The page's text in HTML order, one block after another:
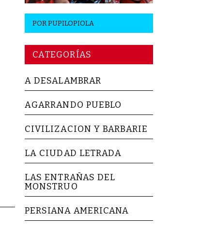
PORPUPILOPIOLA
CATEGORÍAS
A DESALAMBRAR
AGARRANDO PUEBLO
CIVILIZACION Y BARBARIE
LA CIUDAD LETRADA
LAS ENTRAÑAS DEL
MONSTRUO
PERSIANA AMERICANA